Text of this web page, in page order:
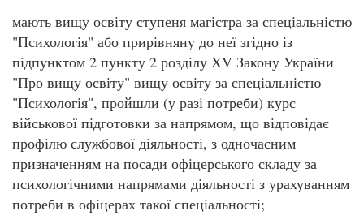
мають вищу освіту ступеня магістра за спеціальністю
"Психологія" або прирівняну до неї згідно із
підпунктом 2 пункту 2 розділу XV Закону України
"Про вищу освіту" вищу освіту за спеціальністю
"Психологія", пройшли (у разі потреби) курс
військової підготовки за напрямом, що відповідає
профілю службової діяльності, з одночасним
призначенням на посади офіцерського складу за
психологічними напрямами діяльності з урахуванням
потреби в офіцерах такої спеціальності;